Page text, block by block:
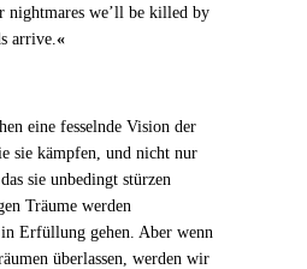
nightmares we’ll be killed by
arrive. «
eine fesselnde Vision der
sie kämpfen, und nicht nur
sie unbedingt stürzen
Träume werden
Erfüllung gehen. Aber wenn
überlassen, werden wir